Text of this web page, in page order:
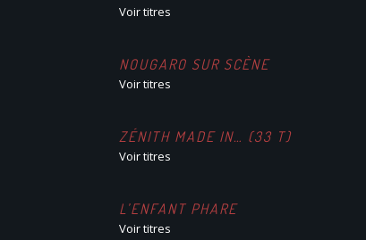
Voir titres
NOUGARO SUR SCÈNE
Voir titres
ZÉNITH MADE IN… (33 T)
Voir titres
L’ENFANT PHARE
Voir titres